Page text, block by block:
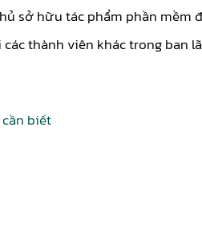
sở hữu tác phẩm phần mềm
thành viên khác trong ban
biết